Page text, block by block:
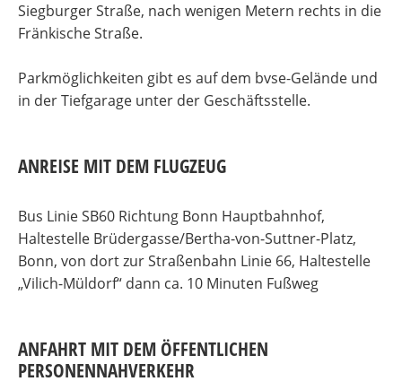
Siegburger Straße, nach wenigen Metern rechts in die
Fränkische Straße.
Parkmöglichkeiten gibt es auf dem bvse-Gelände und
in der Tiefgarage unter der Geschäftsstelle.
ANREISE MIT DEM FLUGZEUG
Bus Linie SB60 Richtung Bonn Hauptbahnhof,
Haltestelle Brüdergasse/Bertha-von-Suttner-Platz,
Bonn, von dort zur Straßenbahn Linie 66, Haltestelle
„Vilich-Müldorf“ dann ca. 10 Minuten Fußweg
ANFAHRT MIT DEM ÖFFENTLICHEN
PERSONENNAHVERKEHR